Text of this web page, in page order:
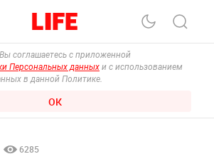
соглашаетесь с приложенной
Персональных данных и с использованием
в данной Политике.
ОК
6285